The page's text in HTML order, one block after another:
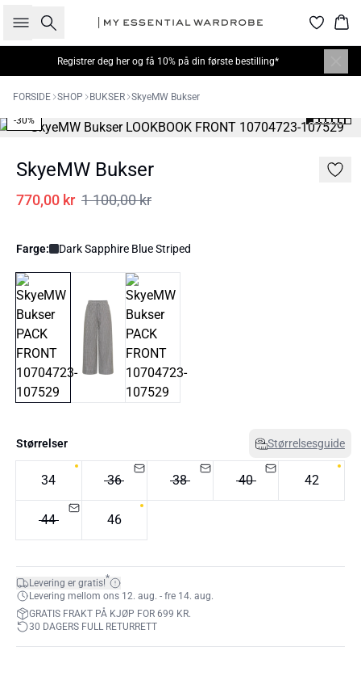
Søk
Registrer deg herog få 10% på din første bestilling*
FORSIDE SHOP BUKSER SkyeMW Bukser
-30%
SkyeMW Bukser
770,00 kr 1 100,00 kr
Farge: Dark Sapphire Blue Striped
Størrelser Størrelsesguide
34 36 38 40 42
44 46
Levering er gratis!*
Levering mellom ons 12. aug. - fre 14. aug.
GRATIS FRAKT PÅ KJØP FOR 699 KR.
30 DAGERS FULL RETURRETT